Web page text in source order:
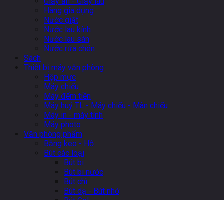
Hàng gia dụng
Nước giặt
Nước lau kính
Nước lau sàn
Nước rửa chén
Sách
Thiết bị máy văn phòng
Hộp mực
Máy chiếu
Máy đếm tiền
Máy huỷ TL - Máy chiếu - Màn chiếu
Máy in - máy tính
Máy photo
Văn phòng phẩm
Băng keo - Hồ
Bút các loại
Bút bi
Bút bi nước
Bút chì
Bút dạ - Bút nhớ